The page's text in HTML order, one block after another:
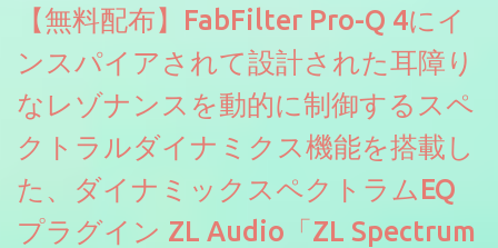
【無料配布】FabFilter Pro-Q 4にイ
ンスパイアされて設計された耳障り
なレゾナンスを動的に制御するスペ
クトラルダイナミクス機能を搭載し
た、ダイナミックスペクトラムEQ
プラグイン ZL Audio「ZL Spectrum